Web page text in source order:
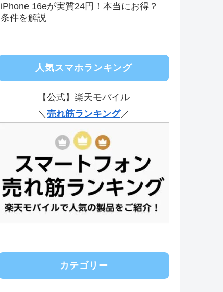
iPhone 16eが実質24円！本当にお得？
条件を解説
人気スマホランキング
【公式】楽天モバイル
＼ 売れ筋ランキング／
カテゴリー